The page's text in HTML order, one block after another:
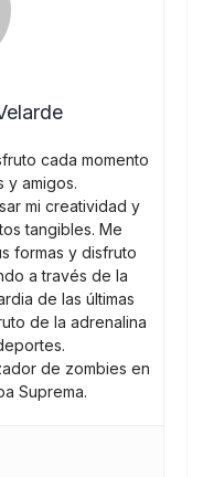
cada momento
y amigos.
mi creatividad y
tangibles. Me
formas y disfruto
a través de la
de las últimas
de la adrenalina
de zombies en
Suprema.